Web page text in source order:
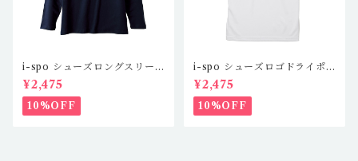
i-spo シューズロングスリー
ブTシャツ2 IS-LS-201,2,3,
4（4カラー）
¥2,475
10%OFF
i-spo シューズロゴドライポ
ロシャツツ IS-DP-101,2,3,
4(4カラー)
¥2,475
10%OFF